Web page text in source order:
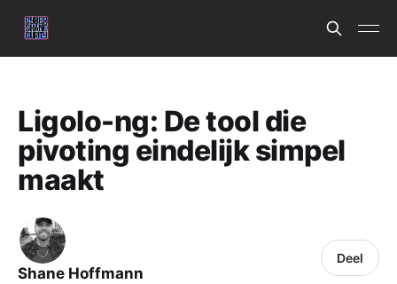
Ligolo-ng: De tool die
pivoting eindelijk simpel
maakt
Shane Hoffmann
Deel